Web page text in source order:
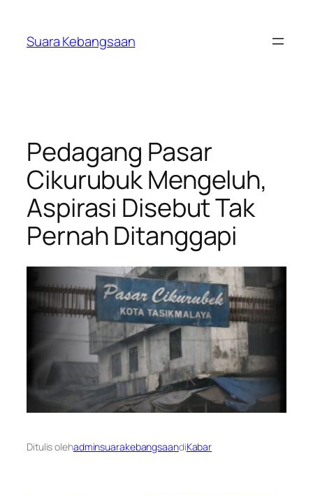
konten
Suara Kebangsaan
Pedagang Pasar
Cikurubuk Mengeluh,
Aspirasi Disebut Tak
Pernah Ditanggapi
Ditulis olehadminsuarakebangsaandiKabar